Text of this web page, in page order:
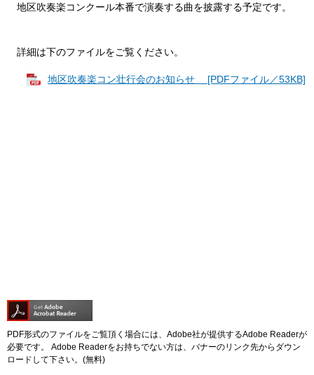
地区吹奏楽コンクール本番で演奏する曲を披露する予定です。
詳細は下のファイルをご覧ください。
地区吹奏楽コン壮行会のお知らせ [PDFファイル／53KB]
PDF形式のファイルをご覧頂く場合には、Adobe社が提供するAdobe Readerが
必要です。
Adobe Readerをお持ちでない方は、バナーのリンク先からダウン
ロードして下さい。(無料)